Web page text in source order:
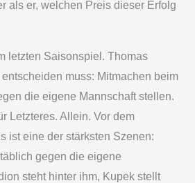
als er, welchen Preis dieser Erfolg
letzten Saisonspiel. Thomas
muss: Mitmachen beim
die eigene Mannschaft stellen.
Letzteres. Allein. Vor dem
ist eine der stärksten Szenen:
gegen die eigene
steht hinter ihm, Kupek stellt